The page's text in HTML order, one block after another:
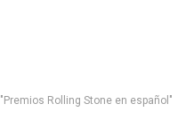
Rolling Stone en español"